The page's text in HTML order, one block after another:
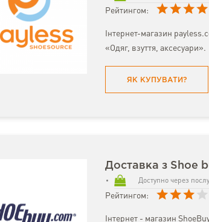
Рейтингом:
Інтернет-магазин
«Одяг, взуття, аксесуари».
ЯК КУПУВАТИ?
Доставка з Shoe
Доступно через
Рейтингом:
Інтернет - магазин